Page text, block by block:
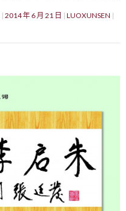
2014 年 6 月 21 日
LUOXUNSEN